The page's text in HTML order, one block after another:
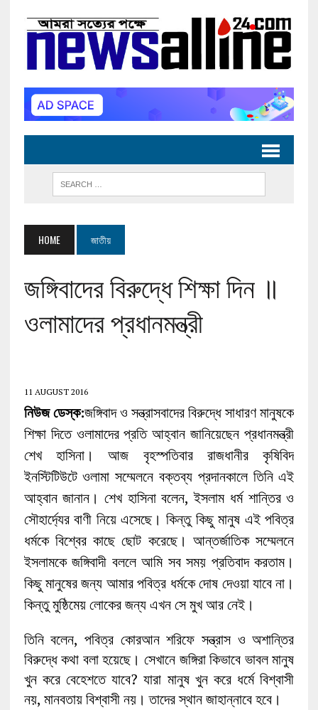
HOME জাতীয়
জঙ্গিবাদের বিরুদ্ধে শিক্ষা দিন ॥
ওলামাদের প্রধানমন্ত্রী
11 AUGUST 2016
নিউজ ডেস্ক:জঙ্গিবাদ ও সন্ত্রাসবাদের বিরুদ্ধে সাধারণ মানুষকে
শিক্ষা দিতে ওলামাদের প্রতি আহ্বান জানিয়েছেন প্রধানমন্ত্রী
শেখ হাসিনা। আজ বৃহস্পতিবার রাজধানীর কৃষিবিদ
ইনস্টিটিউটে ওলামা সম্মেলনে বক্তব্য প্রদানকালে তিনি এই
আহ্বান জানান। শেখ হাসিনা বলেন, ইসলাম ধর্ম শান্তির ও
সৌহার্দ্যের বাণী নিয়ে এসেছে। কিন্তু কিছু মানুষ এই পবিত্র
ধর্মকে বিশ্বের কাছে ছোট করেছে। আন্তর্জাতিক সম্মেলনে
ইসলামকে জঙ্গিবাদী বললে আমি সব সময় প্রতিবাদ করতাম।
কিছু মানুষের জন্য আমার পবিত্র ধর্মকে দোষ দেওয়া যাবে না।
কিন্তু মুষ্ঠিমেয় লোকের জন্য এখন সে মুখ আর নেই।
তিনি বলেন, পবিত্র কোরআন শরিফে সন্ত্রাস ও অশান্তির
বিরুদ্ধে কথা বলা হয়েছে। সেখানে জঙ্গিরা কিভাবে ভাবল মানুষ
খুন করে বেহেশতে যাবে? যারা মানুষ খুন করে ধর্মে বিশ্বাসী
নয়, মানবতায় বিশ্বাসী নয়। তাদের স্থান জাহান্নাবে হবে।